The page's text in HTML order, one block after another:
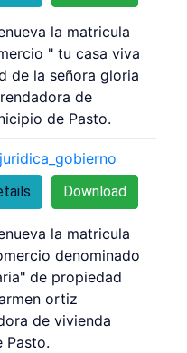
la matricula
" tu casa viva
de la señora gloria
de
de Pasto.
Download
la matricula
denominado
de propiedad
ortiz
de vivienda
Pasto.